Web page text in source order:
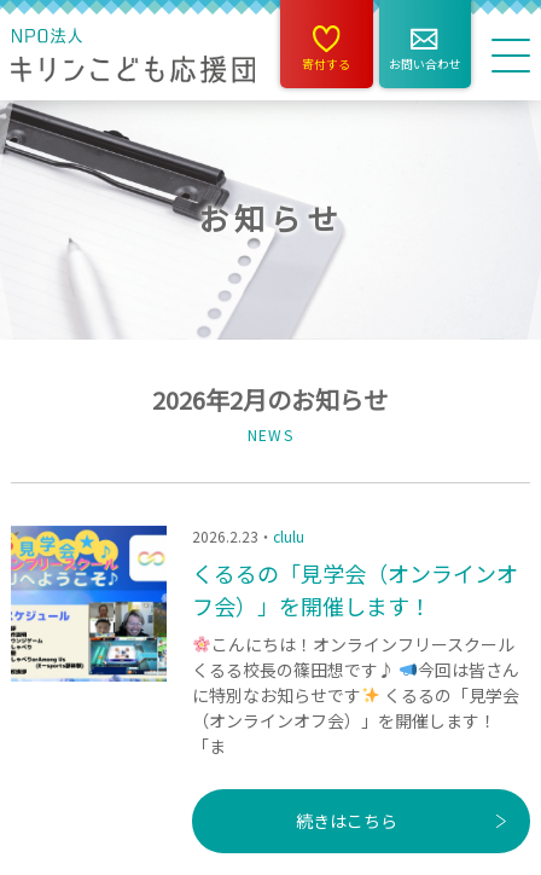
寄付する お問い合わせ
お知らせ
2026年2月のお知らせ
NEWS
2026.2.23・clulu
くるるの「見学会（オンラインオ
フ会）」を開催します！
こんにちは！オンラインフリースクール
くるる校長の篠田想です♪
今回は皆さん
に特別なお知らせです
くるるの「見学会
（オンラインオフ会）」を開催します！
「ま
続きはこちら